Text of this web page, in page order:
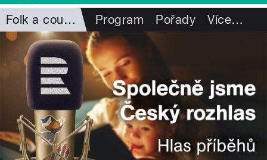
Folk a country Program Pořady Více…